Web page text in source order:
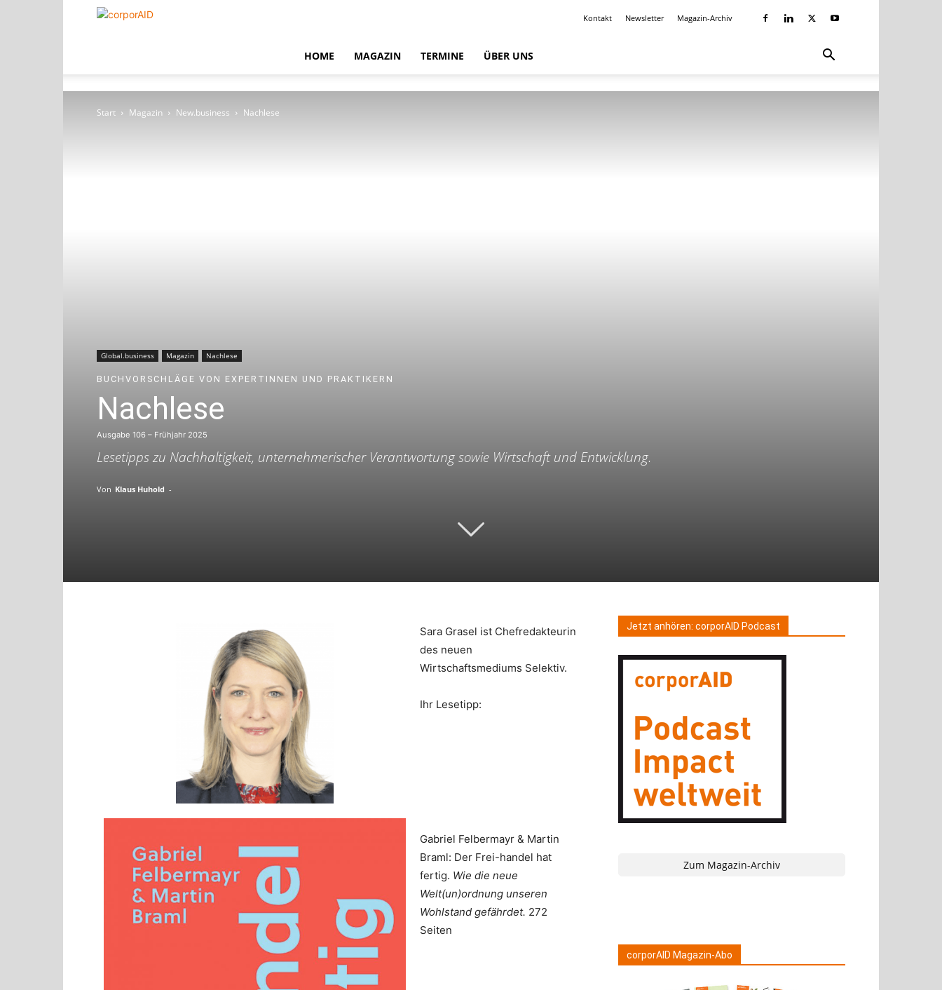
corporAID
Kontakt Newsletter Magazin-Archiv
HOME MAGAZIN TERMINE ÜBER UNS
Start Magazin New.business Nachlese
Global.business Magazin Nachlese
BUCHVORSCHLÄGE VON EXPERTINNEN UND PRAKTIKERN
Nachlese
Ausgabe 106 – Frühjahr 2025
Lesetipps zu Nachhaltigkeit, unternehmerischer Verantwortung sowie Wirtschaft und Entwicklung.
Von Klaus Huhold -
Sara Grasel ist Chefredakteurin
des neuen
Wirtschaftsmediums Selektiv.
Ihr Lesetipp:
Gabriel Felbermayr & Martin
Braml: Der Frei-handel hat
fertig. Wie die neue
Welt(un)ordnung unseren
Wohlstand gefährdet. 272
Seiten
Jetzt anhören: corporAID Podcast
Zum Magazin-Archiv
corporAID Magazin-Abo